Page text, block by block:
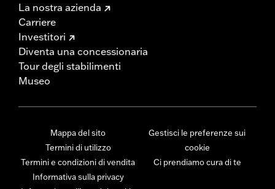
La nostra azienda
Carriere
Investitori
Diventa una concessionaria
Tour degli stabilimenti
Museo
Mappa del sito
Termini di utilizzo
Termini e condizioni di vendita
Informativa sulla privacy
Gestisci le preferenze sui
cookie
Ci prendiamo cura di te